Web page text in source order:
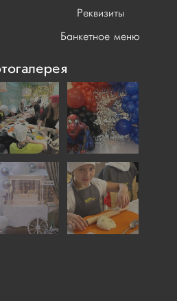
Реквизиты
Банкетное меню